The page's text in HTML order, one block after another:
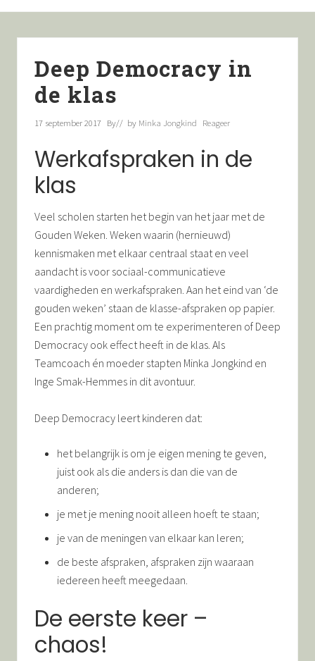
Menu
Skip
navigation
Door
Skip
navigation
Spring
Deep
teamontwikkeling,
mediationDeep Democracy in
de klas
17 september 2017 By// by Minka Jongkind Reageer
Werkafspraken in de
klas
Veel scholen starten het begin van het jaar met de
Gouden Weken. Weken waarin (hernieuwd)
kennismaken met elkaar centraal staat en veel
aandacht is voor sociaal-communicatieve
vaardigheden en werkafspraken. Aan het eind van ‘de
gouden weken’ staan de klasse-afspraken op papier.
Een prachtig moment om te experimenteren of Deep
Democracy ook effect heeft in de klas. Als
Teamcoach én moeder stapten Minka Jongkind en
Inge Smak-Hemmes in dit avontuur.
Deep Democracy leert kinderen dat:
het belangrijk is om je eigen mening te geven,
juist ook als die anders is dan die van de
anderen;
je met je mening nooit alleen hoeft te staan;
je van de meningen van elkaar kan leren;
de beste afspraken, afspraken zijn waaraan
iedereen heeft meegedaan.
De eerste keer –
chaos!